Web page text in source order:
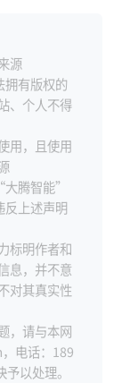
源
有版权的
、个人不得
用，且使用
腾智能”
上述声明
标明作者和
息，并不意
对其真实性
，请与本网
电话：189
以处理。